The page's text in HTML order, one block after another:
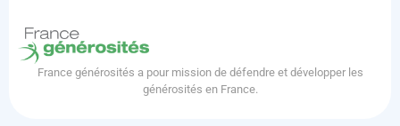
France générosités a pour mission de défendre et développer les
générosités en France.